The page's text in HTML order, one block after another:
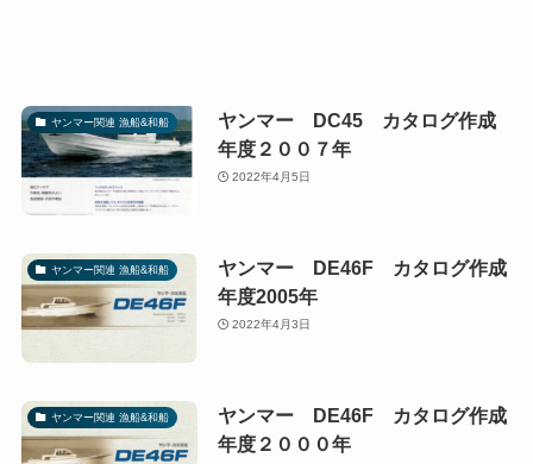
ヤンマー関連 漁船&和船
ヤンマー DC45 カタログ作成
年度２００７年
2022年4月5日
ヤンマー関連 漁船&和船
ヤンマー DE46F カタログ作成
年度2005年
2022年4月3日
ヤンマー関連 漁船&和船
ヤンマー DE46F カタログ作成
年度２０００年